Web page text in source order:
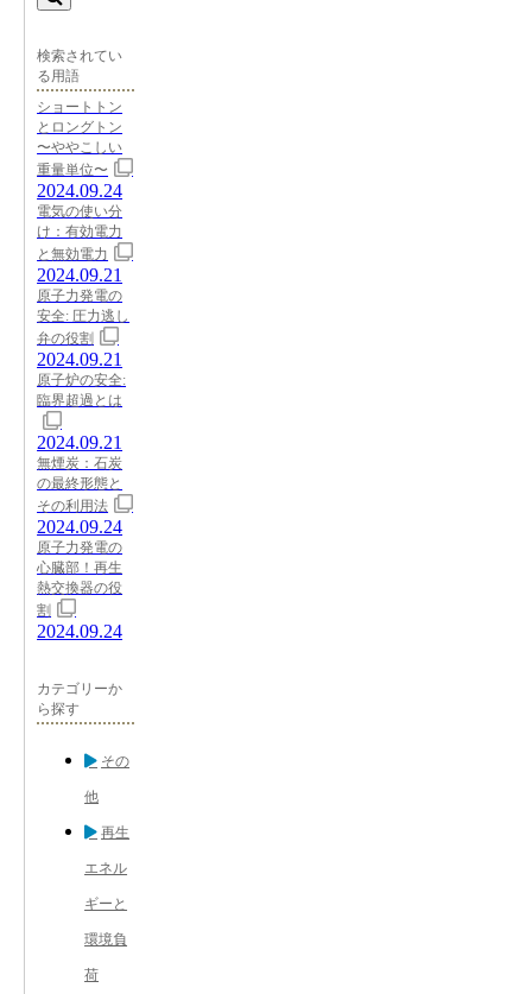
検索されてい
る用語
ショートトン
とロングトン
〜ややこしい
重量単位〜
2024.09.24
電気の使い分
け：有効電力
と無効電力
2024.09.21
原子力発電の
安全: 圧力逃し
弁の役割
2024.09.21
原子炉の安全:
臨界超過とは
2024.09.21
無煙炭：石炭
の最終形態と
その利用法
2024.09.24
原子力発電の
心臓部！再生
熱交換器の役
割
2024.09.24
カテゴリーか
ら探す
その
他
再生
エネル
ギーと
環境負
荷